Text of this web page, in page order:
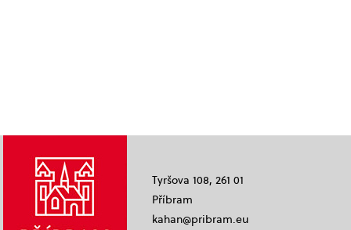
Tyršova 108, 261 01
Příbram
kahan@pribram.eu